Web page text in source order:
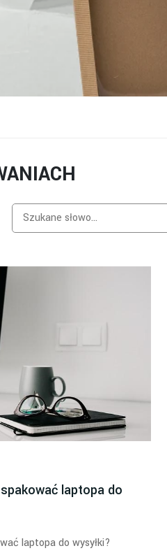
laptopa do
laptopa do wysyłki?